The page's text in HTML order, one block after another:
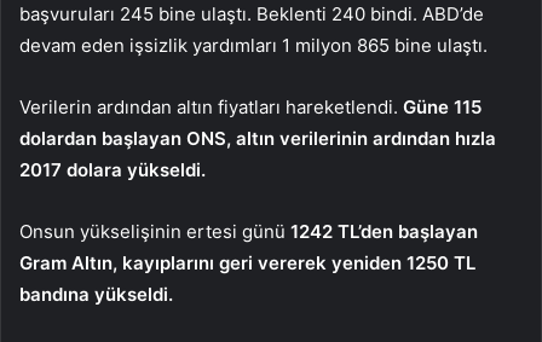
başvuruları 245 bine ulaştı. Beklenti 240 bindi. ABD’de
devam eden işsizlik yardımları 1 milyon 865 bine ulaştı.
Verilerin ardından altın fiyatları hareketlendi. Güne 115
dolardan başlayan ONS, altın verilerinin ardından hızla
2017 dolara yükseldi.
Onsun yükselişinin ertesi günü 1242 TL’den başlayan
Gram Altın, kayıplarını geri vererek yeniden 1250 TL
bandına yükseldi.